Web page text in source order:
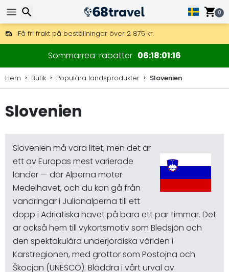
0
Få fri frakt på beställningar över 2 875 kr.
DHL Express över natten är också tillgängligt.
30 dagar för retur, 90 dagar för träkartor och dekorationer.
Sommarrea-rabatter 06 18 01 16
Hem Butik Populära landsprodukter Slovenien
Slovenien
Slovenien må vara litet, men det är
ett av Europas mest varierade
länder — där Alperna möter
Medelhavet, och du kan gå från
vandringar i Julianalperna till ett
dopp i Adriatiska havet på bara ett par timmar. Det
är också hem till vykortsmotiv som Bledsjön och
den spektakulära underjordiska världen i
Karstregionen, med grottor som Postojna och
Škocjan (UNESCO). Bläddra i vårt urval av